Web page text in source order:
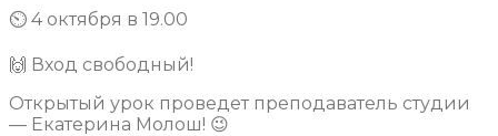
⏲ 4 октября в 19.00
🙌 Вход свободный!
Открытый урок проведет преподаватель студии
— Екатерина Молош! 😉